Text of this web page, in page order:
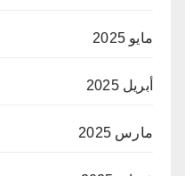
مايو 2025
أبريل 2025
مارس 2025